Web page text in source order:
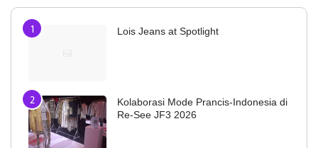
Lois Jeans at Spotlight
Kolaborasi Mode Prancis-Indonesia di
Re-See JF3 2026